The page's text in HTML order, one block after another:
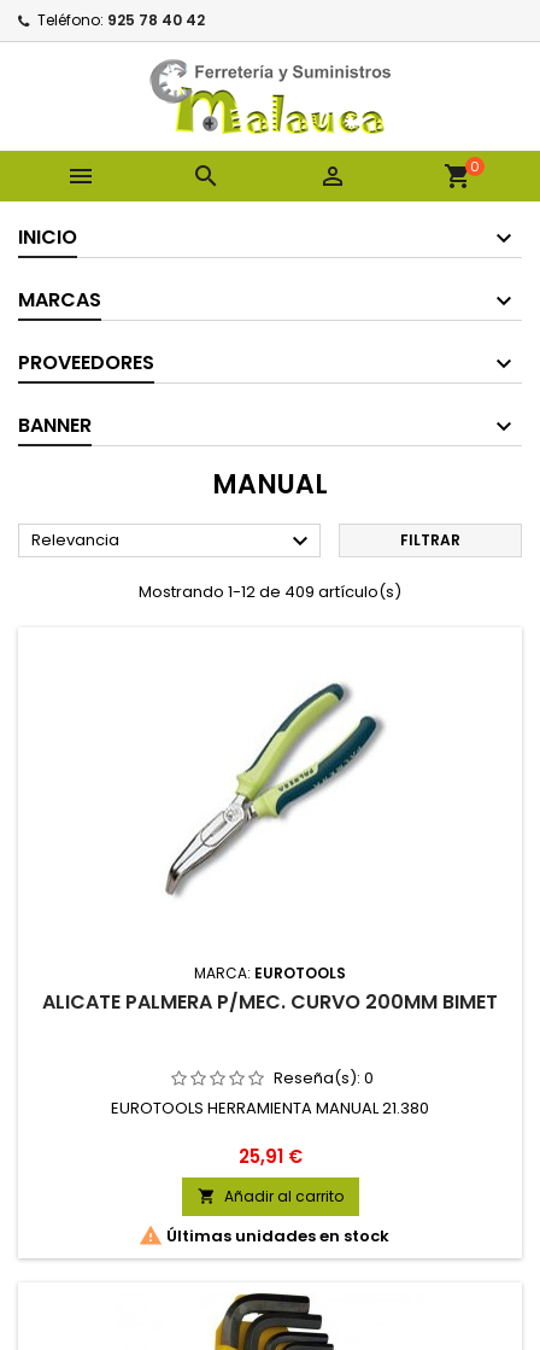
Teléfono: 925 78 40 42
   shopping_cart0
INICIO
MARCAS
PROVEEDORES
BANNER
MANUAL
Relevancia  FILTRAR
Mostrando 1-12 de 409 artículo(s)
MARCA: EUROTOOLS
ALICATE PALMERA P/MEC. CURVO 200MM BIMET
Reseña(s): 0
EUROTOOLS HERRAMIENTA MANUAL 21.380
Precio
25,91 €
 Añadir al carrito
 Últimas unidades en stock